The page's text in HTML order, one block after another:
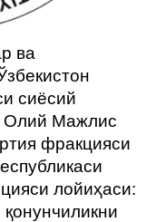
ва
сиёсий
Олий Мажлис
фракцияси
лойиҳаси: